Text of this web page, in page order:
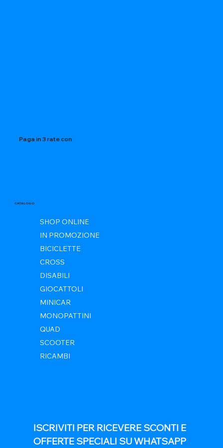
Paga in 3 rate con
CATALOGO
SHOP ONLINE
IN PROMOZIONE
BICICLETTE
CROSS
DISABILI
GIOCATTOLI
MINICAR
MONOPATTINI
QUAD
SCOOTER
RICAMBI
ISCRIVITI PER RICEVERE SCONTI E
OFFERTE SPECIALI SU WHATSAPP